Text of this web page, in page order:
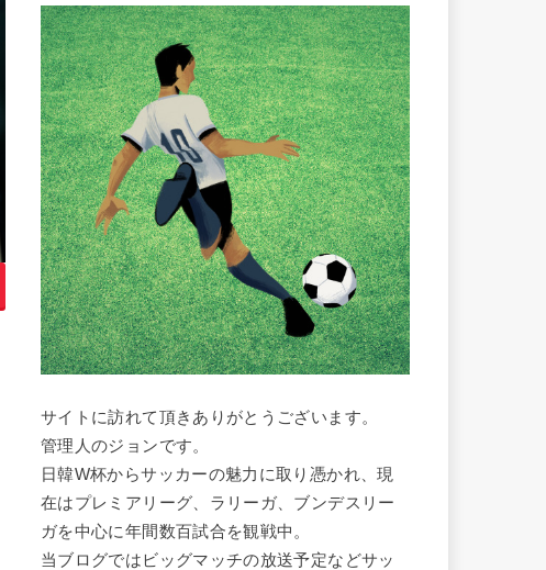
サイトに訪れて頂きありがとうございます。
管理人のジョンです。
日韓W杯からサッカーの魅力に取り憑かれ、現
在はプレミアリーグ、ラリーガ、ブンデスリー
ガを中心に年間数百試合を観戦中。
当ブログではビッグマッチの放送予定などサッ